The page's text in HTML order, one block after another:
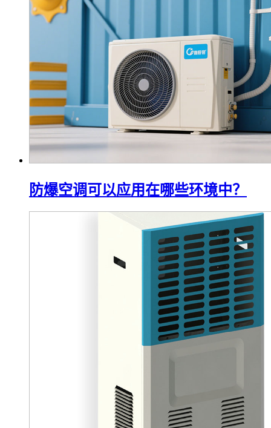
防爆空调可以应用在哪些环境中？